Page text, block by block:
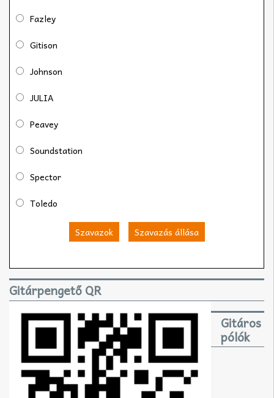
Fazley
Gitison
Johnson
JULIA
Peavey
Soundstation
Spector
Toledo
Szavazok Szavazás állása
Gitárpengető QR
Gitáros
pólók